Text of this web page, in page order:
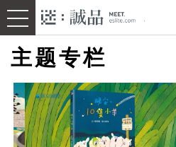
主题专栏